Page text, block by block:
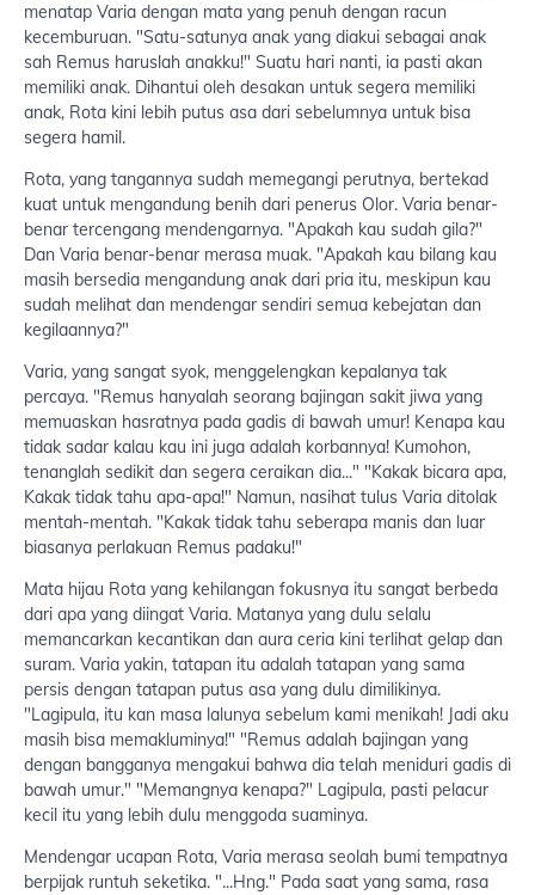
menatap Varia dengan mata yang penuh dengan racun
kecemburuan. "Satu-satunya anak yang diakui sebagai anak
sah Remus haruslah anakku!" Suatu hari nanti, ia pasti akan
memiliki anak. Dihantui oleh desakan untuk segera memiliki
anak, Rota kini lebih putus asa dari sebelumnya untuk bisa
segera hamil.
Rota, yang tangannya sudah memegangi perutnya, bertekad
kuat untuk mengandung benih dari penerus Olor. Varia benar-
benar tercengang mendengarnya. "Apakah kau sudah gila?"
Dan Varia benar-benar merasa muak. "Apakah kau bilang kau
masih bersedia mengandung anak dari pria itu, meskipun kau
sudah melihat dan mendengar sendiri semua kebejatan dan
kegilaannya?"
Varia, yang sangat syok, menggelengkan kepalanya tak
percaya. "Remus hanyalah seorang bajingan sakit jiwa yang
memuaskan hasratnya pada gadis di bawah umur! Kenapa kau
tidak sadar kalau kau ini juga adalah korbannya! Kumohon,
tenanglah sedikit dan segera ceraikan dia..." "Kakak bicara apa,
Kakak tidak tahu apa-apa!" Namun, nasihat tulus Varia ditolak
mentah-mentah. "Kakak tidak tahu seberapa manis dan luar
biasanya perlakuan Remus padaku!"
Mata hijau Rota yang kehilangan fokusnya itu sangat berbeda
dari apa yang diingat Varia. Matanya yang dulu selalu
memancarkan kecantikan dan aura ceria kini terlihat gelap dan
suram. Varia yakin, tatapan itu adalah tatapan yang sama
persis dengan tatapan putus asa yang dulu dimilikinya.
"Lagipula, itu kan masa lalunya sebelum kami menikah! Jadi aku
masih bisa memakluminya!" "Remus adalah bajingan yang
dengan bangganya mengakui bahwa dia telah meniduri gadis di
bawah umur." "Memangnya kenapa?" Lagipula, pasti pelacur
kecil itu yang lebih dulu menggoda suaminya.
Mendengar ucapan Rota, Varia merasa seolah bumi tempatnya
berpijak runtuh seketika. "...Hng." Pada saat yang sama, rasa